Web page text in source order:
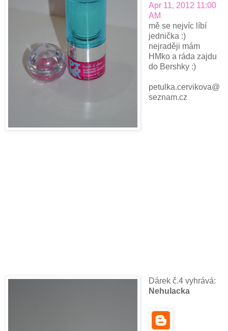
Apr 11, 2012 11:00
AM
mě se nejvíc líbí
jednička :)
nejraději mám
HMko a ráda zajdu
do Bershky :)
petulka.cervikova@
seznam.cz
Dárek č.4 vyhrává:
Nehulacka